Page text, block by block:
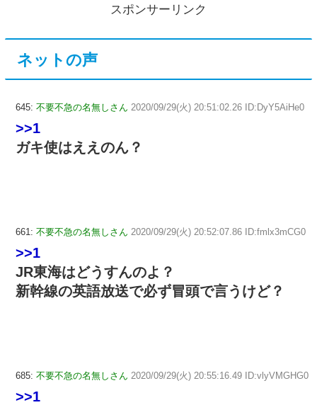
スポンサーリンク
ネットの声
645: 不要不急の名無しさん 2020/09/29(火) 20:51:02.26 ID:DyY5AiHe0
>>1
ガキ使はええのん？
661: 不要不急の名無しさん 2020/09/29(火) 20:52:07.86 ID:fmlx3mCG0
>>1
JR東海はどうすんのよ？
新幹線の英語放送で必ず冒頭で言うけど？
685: 不要不急の名無しさん 2020/09/29(火) 20:55:16.49 ID:vlyVMGHG0
>>1